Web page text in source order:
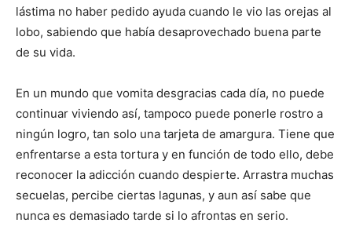
lástima no haber pedido ayuda cuando le vio las orejas al
lobo, sabiendo que había desaprovechado buena parte
de su vida.
En un mundo que vomita desgracias cada día, no puede
continuar viviendo así, tampoco puede ponerle rostro a
ningún logro, tan solo una tarjeta de amargura. Tiene que
enfrentarse a esta tortura y en función de todo ello, debe
reconocer la adicción cuando despierte. Arrastra muchas
secuelas, percibe ciertas lagunas, y aun así sabe que
nunca es demasiado tarde si lo afrontas en serio.